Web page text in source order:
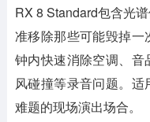
RX 8 Standard包含光
准移除那些可能毁掉
钟内快速消除空调、
风碰撞等录音问题。
难题的现场演出场合。